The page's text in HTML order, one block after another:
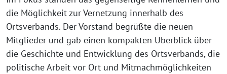
die Möglichkeit zur Vernetzung innerhalb des
Ortsverbands. Der Vorstand begrüßte die neuen
Mitglieder und gab einen kompakten Überblick über
die Geschichte und Entwicklung des Ortsverbands, die
politische Arbeit vor Ort und Mitmachmöglichkeiten